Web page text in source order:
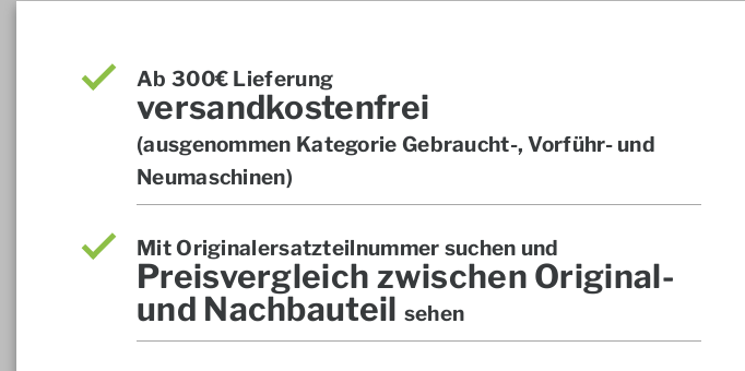
Ab 300€ Lieferung
versandkostenfrei
(ausgenommen Kategorie Gebraucht-, Vorführ- und
Neumaschinen)
Mit Originalersatzteilnummer suchen und
Preisvergleich zwischen Original-
und Nachbauteil sehen